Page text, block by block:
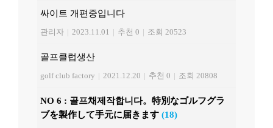
싸이트 개편중입니다
관리자 | 2023.11.01 | 추천 0 | 조회 20523
골프클럽생산
golf club factory | 2021.12.20 | 추천 0 | 조회 20808
NO 6 : 골프채제작합니다。特別なゴルフグラ
ブを製作して手元に届きます (18)